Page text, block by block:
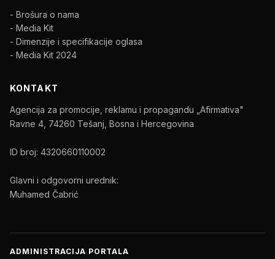
- Brošura o nama
- Media Kit
- Dimenzije i specifikacije oglasa
- Media Kit 2024
KONTAKT
Agencija za promocije, reklamu i propagandu „Afirmativa"
Ravne 4, 74260 Tešanj, Bosna i Hercegovina
ID broj: 4320660110002
Glavni i odgovorni urednik:
Muhamed Čabrić
ADMINISTRACIJA PORTALA